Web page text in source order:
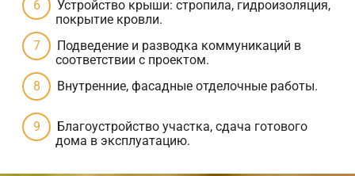
Устройство крыши: стропила, гидроизоляция,
покрытие кровли.
Подведение и разводка коммуникаций в
соответствии с проектом.
Внутренние, фасадные отделочные работы.
Благоустройство участка, сдача готового
дома в эксплуатацию.